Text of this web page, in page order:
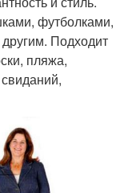
футболками,
Подходит
пляжа,